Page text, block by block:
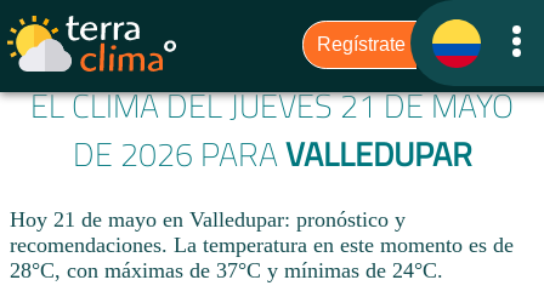
EL CLIMA DEL JUEVES 21 DE MAYO
DE 2026 PARAVALLEDUPAR
Hoy 21 de mayo en Valledupar: pronóstico y
recomendaciones. La temperatura en este momento es de
28°C, con máximas de 37°C y mínimas de 24°C.